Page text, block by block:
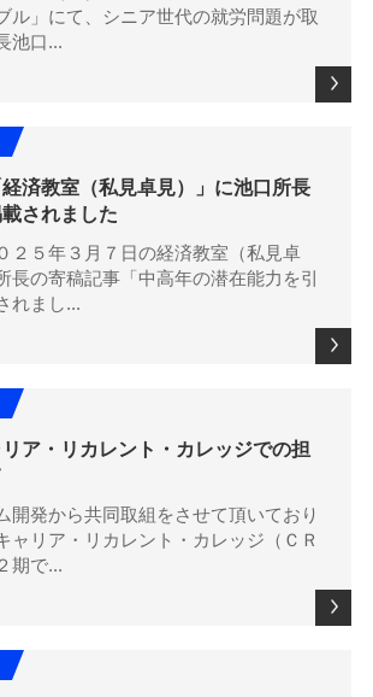
ル」にて、シニア世代の就労問題が取
池口...
済教室（私見卓見）」に池口所長
されました
２５年３月７日の経済教室（私見卓
長の寄稿記事「中高年の潜在能力を引
れまし...
ア・リカレント・カレッジでの担
開発から共同取組をさせて頂いており
ャリア・リカレント・カレッジ（ＣＲ
期で...